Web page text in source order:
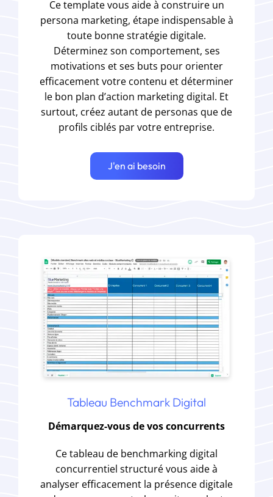
Ce template vous aide à construire un
persona marketing, étape indispensable à
toute bonne stratégie digitale.
Déterminez son comportement, ses
motivations et ses buts pour orienter
efficacement votre contenu et déterminer
le bon plan d’action marketing digital. Et
surtout, créez autant de personas que de
profils ciblés par votre entreprise.
J'en ai besoin
Tableau Benchmark Digital
Démarquez-vous de vos concurrents
Ce tableau de benchmarking digital
concurrentiel structuré vous aide à
analyser efficacement la présence digitale